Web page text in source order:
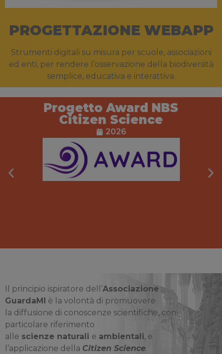
PROGETTAZIONE WEBAPP
Strumenti digitali su misura per scuole, associazioni
ed enti, per rendere l’osservazione della biodiversità
semplice, educativa e interattiva.
Progetto Award NBS
Citizen Science
2026
Il principio ispiratore dell’Associazione
GuardaMI è la volontà di promuovere
la diffusione di conoscenze scientifiche, con
particolare riferimento
alle scienze naturali e ambientali, e
l’applicazione della Citizen Science.